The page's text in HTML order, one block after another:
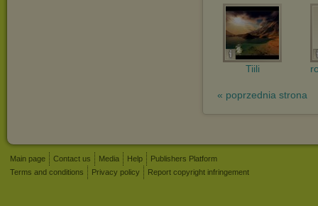
Tiili
« poprzednia strona
Main page Contact us Media Help
Publishers Platform
Terms and conditions
Privacy policy Report copyright infringement